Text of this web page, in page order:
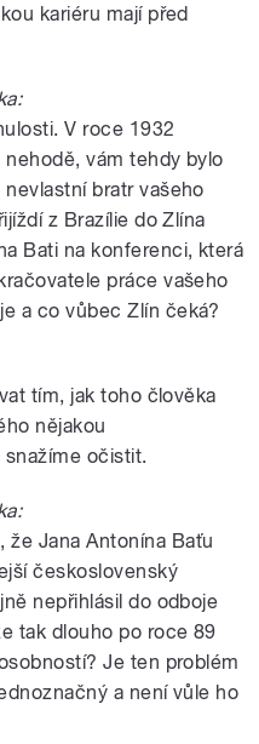
kariéru mají před
V roce 1932
vám tehdy bylo
bratr vašeho
z Brazílie do Zlína
Bati na konferenci, která
práce vašeho
a co vůbec Zlín čeká?
tím, jak toho člověka
nějakou
očistit.
že Jana Antonína Baťu
československý
nepřihlásil do odboje
tak dlouho po roce 89
Je ten problém
a není vůle ho